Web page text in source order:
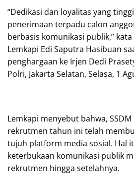
“Dedikasi dan loyalitas yang
penerimaan terpadu calon
berbasis komunikasi publik,”
Lemkapi Edi Saputra Hasibuan
penghargaan ke Irjen Dedi
Polri, Jakarta Selatan, Selasa, 1
Lemkapi menyebut bahwa,
rekrutmen tahun ini telah
tujuh platform media sosial. Hal
keterbukaan komunikasi publik
rekrutmen hingga setelahnya.